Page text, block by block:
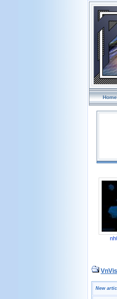
Home
New
Một số câu hỏi phỏng vấn “đặc biệt” của